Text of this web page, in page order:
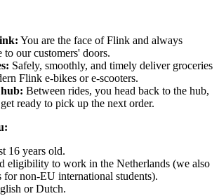
You are the face of Flink and always
to our customers' doors.
Safely, smoothly, and timely deliver groceries
Flink e-bikes or e-scooters.
Between rides, you head back to the hub,
ready to pick up the next order.
16 years old.
eligibility to work in the Netherlands (we also
for non-EU international students).
or Dutch.